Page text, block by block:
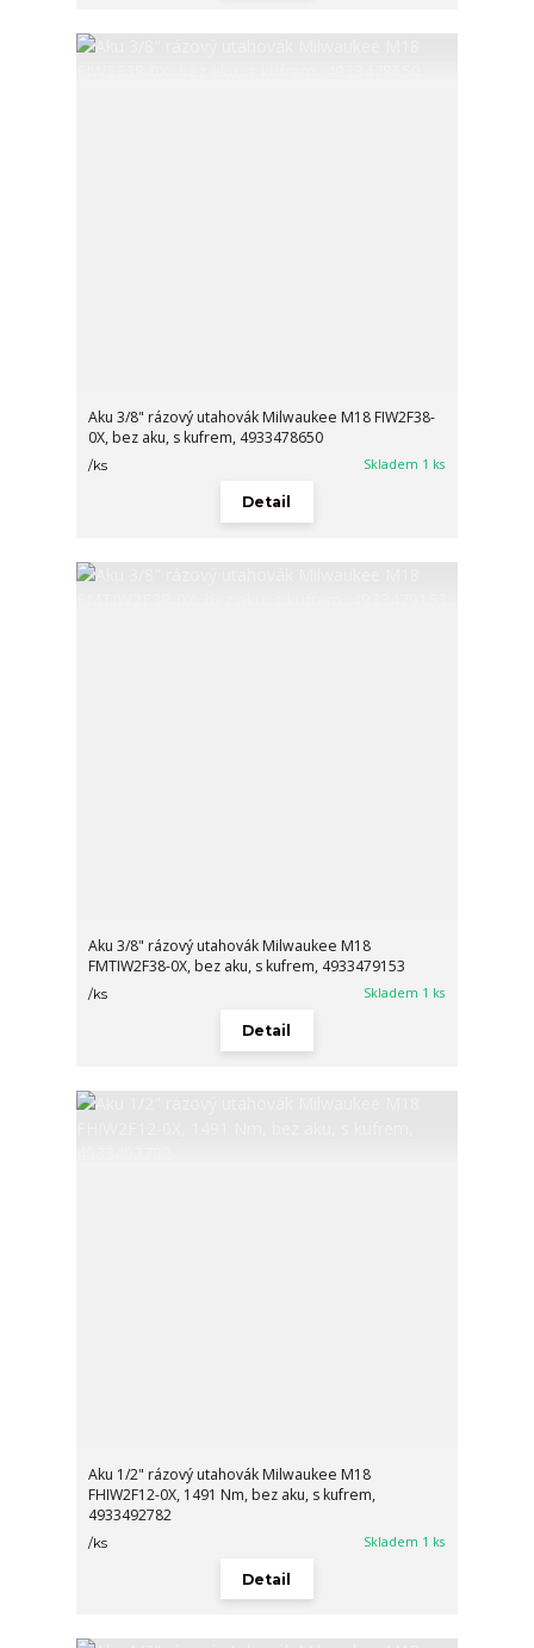
Aku 3/8" rázový utahovák Milwaukee M18 FIW2F38-
0X, bez aku, s kufrem, 4933478650
/ks Skladem 1 ks
Detail
Aku 3/8" rázový utahovák Milwaukee M18
FMTIW2F38-0X, bez aku, s kufrem, 4933479153
/ks Skladem 1 ks
Detail
Aku 1/2" rázový utahovák Milwaukee M18
FHIW2F12-0X, 1491 Nm, bez aku, s kufrem,
4933492782
/ks Skladem 1 ks
Detail